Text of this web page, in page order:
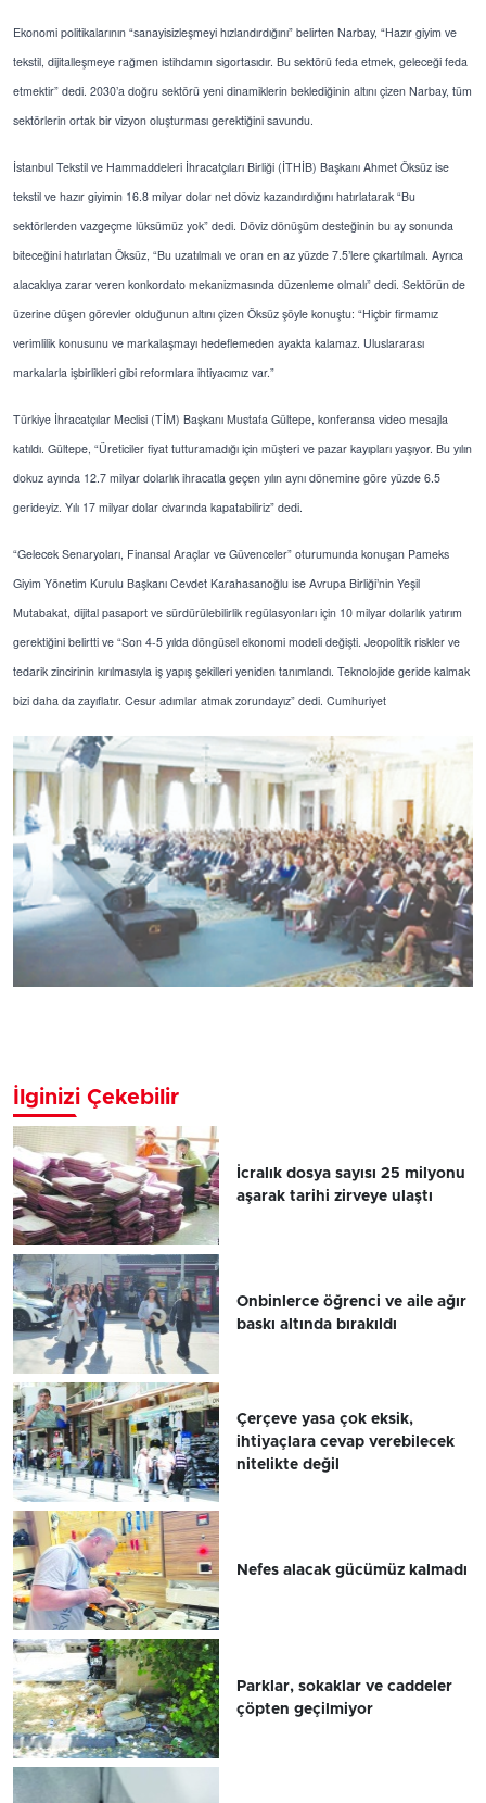
Ekonomi politikalarının “sanayisizleşmeyi hızlandırdığını” belirten Narbay, “Hazır giyim ve
tekstil, dijitalleşmeye rağmen istihdamın sigortasıdır. Bu sektörü feda etmek, geleceği feda
etmektir” dedi. 2030’a doğru sektörü yeni dinamiklerin beklediğinin altını çizen Narbay, tüm
sektörlerin ortak bir vizyon oluşturması gerektiğini savundu.
İstanbul Tekstil ve Hammaddeleri İhracatçıları Birliği (İTHİB) Başkanı Ahmet Öksüz ise
tekstil ve hazır giyimin 16.8 milyar dolar net döviz kazandırdığını hatırlatarak “Bu
sektörlerden vazgeçme lüksümüz yok” dedi. Döviz dönüşüm desteğinin bu ay sonunda
biteceğini hatırlatan Öksüz, “Bu uzatılmalı ve oran en az yüzde 7.5’lere çıkartılmalı. Ayrıca
alacaklıya zarar veren konkordato mekanizmasında düzenleme olmalı” dedi. Sektörün de
üzerine düşen görevler olduğunun altını çizen Öksüz şöyle konuştu: “Hiçbir firmamız
verimlilik konusunu ve markalaşmayı hedeflemeden ayakta kalamaz. Uluslararası
markalarla işbirlikleri gibi reformlara ihtiyacımız var.”
Türkiye İhracatçılar Meclisi (TİM) Başkanı Mustafa Gültepe, konferansa video mesajla
katıldı. Gültepe, “Üreticiler fiyat tutturamadığı için müşteri ve pazar kayıpları yaşıyor. Bu yılın
dokuz ayında 12.7 milyar dolarlık ihracatla geçen yılın aynı dönemine göre yüzde 6.5
gerideyiz. Yılı 17 milyar dolar civarında kapatabiliriz” dedi.
“Gelecek Senaryoları, Finansal Araçlar ve Güvenceler” oturumunda konuşan Pameks
Giyim Yönetim Kurulu Başkanı Cevdet Karahasanoğlu ise Avrupa Birliği’nin Yeşil
Mutabakat, dijital pasaport ve sürdürülebilirlik regülasyonları için 10 milyar dolarlık yatırım
gerektiğini belirtti ve “Son 4-5 yılda döngüsel ekonomi modeli değişti. Jeopolitik riskler ve
tedarik zincirinin kırılmasıyla iş yapış şekilleri yeniden tanımlandı. Teknolojide geride kalmak
bizi daha da zayıflatır. Cesur adımlar atmak zorundayız” dedi. Cumhuriyet
İlginizi Çekebilir
İcralık dosya sayısı 25 milyonu
aşarak tarihi zirveye ulaştı
Onbinlerce öğrenci ve aile ağır
baskı altında bırakıldı
Çerçeve yasa çok eksik,
ihtiyaçlara cevap verebilecek
nitelikte değil
Nefes alacak gücümüz kalmadı
Parklar, sokaklar ve caddeler
çöpten geçilmiyor